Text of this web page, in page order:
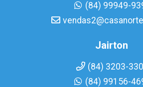
(84) 99949-
Jairton
(84) 3203-
(84) 99156-